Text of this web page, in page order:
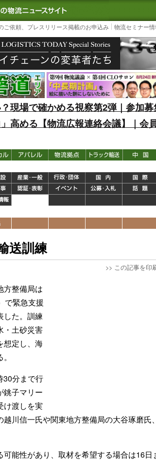
TODAY｜国内最大の物流ニュースサイト
3PL, SCM
ご依頼、プレスリリース掲載のお申込み 物流セミナー
現場で確かめる視察第2弾｜参加募
高める【物流広報連絡会議】｜会
送訓練
>> この記事を印
方整備局は
で緊急支援
した。訓練
・土砂災害
想定し、海
30分まで行
銚子マリー
け渡しを実
川信一氏や関東地方整備局の大谷琢磨氏
能性があり、取材を希望する場合は16日